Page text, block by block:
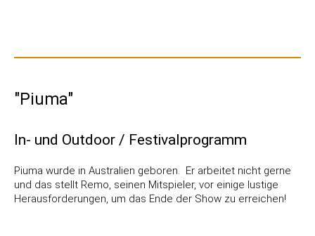
"Piuma"
In- und Outdoor / Festivalprogramm
Piuma wurde in Australien geboren. Er arbeitet nicht gerne
und das stellt Remo, seinen Mitspieler, vor einige lustige
Herausforderungen, um das Ende der Show zu erreichen!